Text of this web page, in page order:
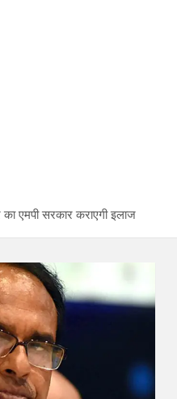
का एमपी सरकार कराएगी इलाज